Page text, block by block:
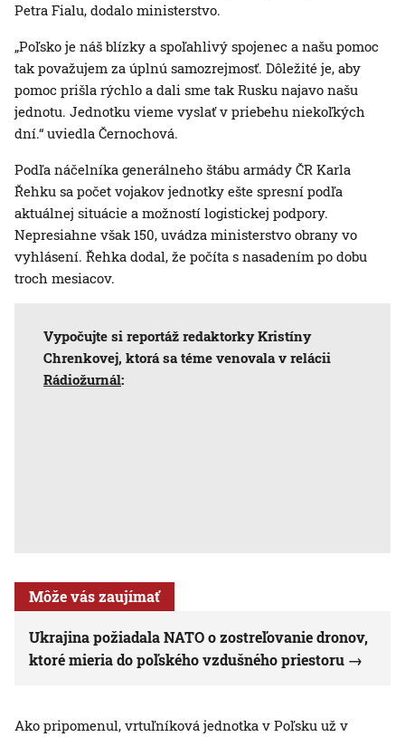
Petra Fialu, dodalo ministerstvo.
„Poľsko je náš blízky a spoľahlivý spojenec a našu pomoc
tak považujem za úplnú samozrejmosť. Dôležité je, aby
pomoc prišla rýchlo a dali sme tak Rusku najavo našu
jednotu. Jednotku vieme vyslať v priebehu niekoľkých
dní.“ uviedla Černochová.
Podľa náčelníka generálneho štábu armády ČR Karla
Řehku sa počet vojakov jednotky ešte spresní podľa
aktuálnej situácie a možností logistickej podpory.
Nepresiahne však 150, uvádza ministerstvo obrany vo
vyhlásení. Řehka dodal, že počíta s nasadením po dobu
troch mesiacov.
Vypočujte si reportáž redaktorky Kristíny
Chrenkovej, ktorá sa téme venovala v relácii
Rádiožurnál:
Môže vás zaujímať
Ukrajina požiadala NATO o zostreľovanie dronov,
ktoré mieria do poľského vzdušného priestoru
Ako pripomenul, vrtuľníková jednotka v Poľsku už v